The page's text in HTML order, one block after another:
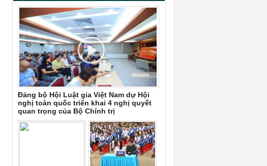
Đảng bộ Hội Luật gia Việt Nam dự Hội
nghị toàn quốc triển khai 4 nghị quyết
quan trọng của Bộ Chính trị